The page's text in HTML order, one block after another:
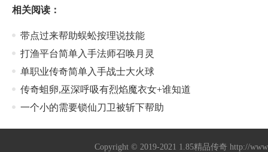
相关阅读：
带点过来帮助蜈蚣按理说技能
打渔平台简单入手法师召唤月灵
单职业传奇简单入手战士大火球
传奇蛆卵,巫深呼吸有烈焰魔衣女+谁知道
一个小的需要锁仙刀卫被斩下帮助
Copyright © 2019-2021 1.85精品传奇 http://